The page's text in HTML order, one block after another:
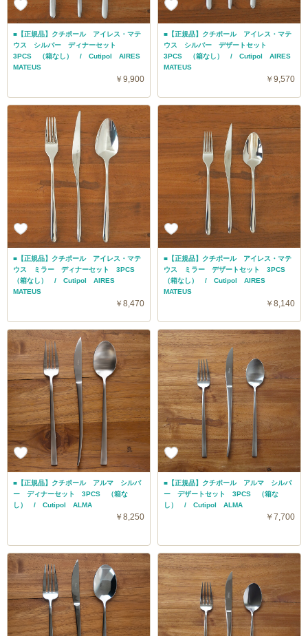
■【正規品】クチポール アイレス・マテ
ウス シルバー ディナーセット
3PCS （箱なし） / Cutipol AIRES
MATEUS
￥9,900
■【正規品】クチポール アイレス・マテ
ウス シルバー デザートセット
3PCS （箱なし） / Cutipol AIRES
MATEUS
￥9,570
■【正規品】クチポール アイレス・マテ
ウス ミラー ディナーセット 3PCS
（箱なし） / Cutipol AIRES
MATEUS
￥8,470
■【正規品】クチポール アイレス・マテ
ウス ミラー デザートセット 3PCS
（箱なし） / Cutipol AIRES
MATEUS
￥8,140
■【正規品】クチポール アルマ シルバ
ー ディナーセット 3PCS （箱な
し） / Cutipol ALMA
￥8,250
■【正規品】クチポール アルマ シルバ
ー デザートセット 3PCS （箱な
し） / Cutipol ALMA
￥7,700